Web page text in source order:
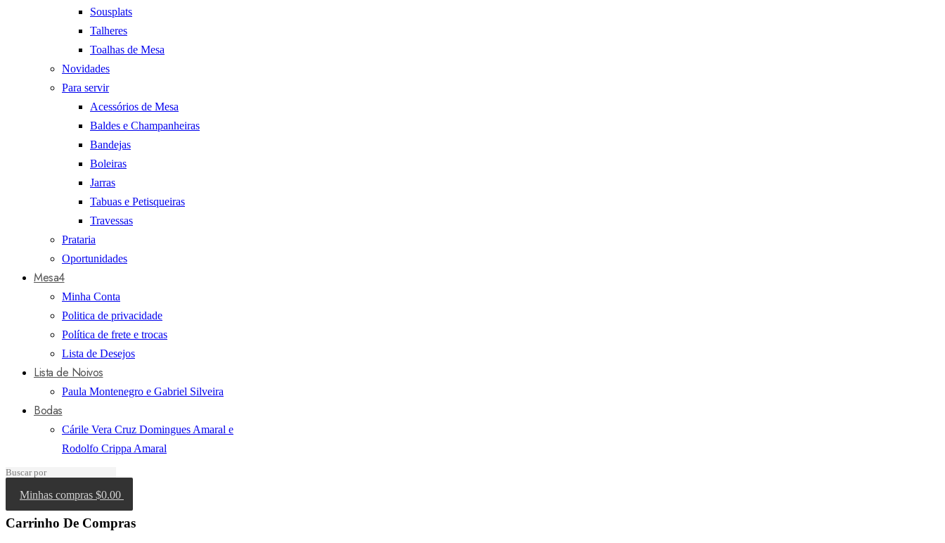
Sousplats
Talheres
Toalhas de Mesa
Novidades
Para servir
Acessórios de Mesa
Baldes e Champanheiras
Bandejas
Boleiras
Jarras
Tabuas e Petisqueiras
Travessas
Prataria
Oportunidades
Mesa4
Minha Conta
Politica de privacidade
Política de frete e trocas
Lista de Desejos
Lista de Noivos
Paula Montenegro e Gabriel Silveira
Bodas
Cárile Vera Cruz Domingues Amaral e
Rodolfo Crippa Amaral
Minhas compras $0.00
Carrinho De Compras